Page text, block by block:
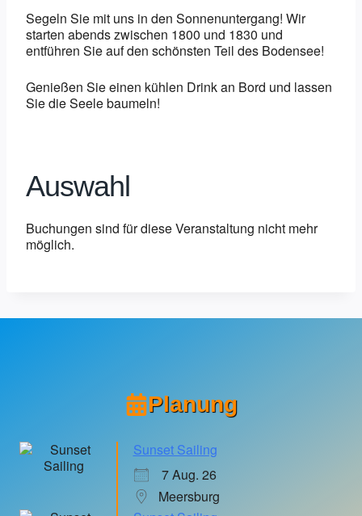
Segeln Sie mit uns in den Sonnenuntergang! Wir
starten abends zwischen 1800 und 1830 und
entführen Sie auf den schönsten Teil des Bodensee!
Genießen Sie einen kühlen Drink an Bord und lassen
Sie die Seele baumeln!
Auswahl
Buchungen sind für diese Veranstaltung nicht mehr
möglich.
Planung
Sunset Sailing
7 Aug. 26
Meersburg